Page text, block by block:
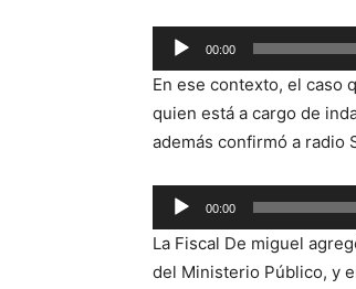
Reproductor
de
audio
00:00
En ese contexto, el caso
quien está a cargo de
además confirmó a radio
Reproductor
de
audio
00:00
La Fiscal De miguel
del Ministerio Público, y